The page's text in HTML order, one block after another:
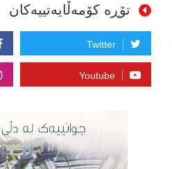
تۆڕە کۆمەڵایەتییەکان